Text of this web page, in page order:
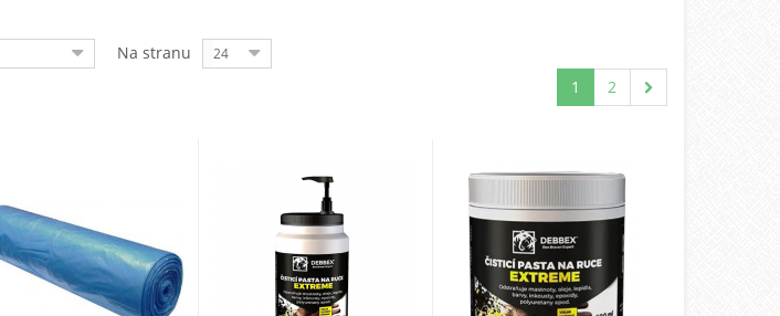
Na stranu 24
1 2